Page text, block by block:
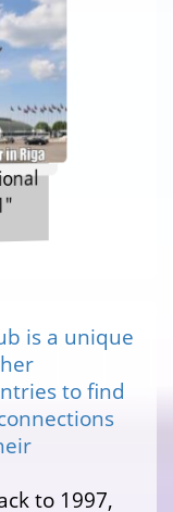
is a unique
to find
to 1997,